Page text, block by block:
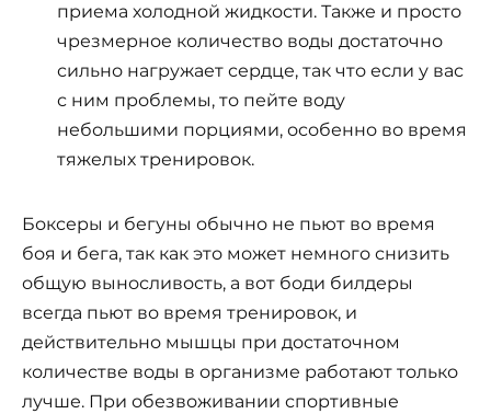
приема холодной жидкости. Также и просто
чрезмерное количество воды достаточно
сильно нагружает сердце, так что если у вас
с ним проблемы, то пейте воду
небольшими порциями, особенно во время
тяжелых тренировок.
Боксеры и бегуны обычно не пьют во время
боя и бега, так как это может немного снизить
общую выносливость, а вот боди билдеры
всегда пьют во время тренировок, и
действительно мышцы при достаточном
количестве воды в организме работают только
лучше. При обезвоживании спортивные